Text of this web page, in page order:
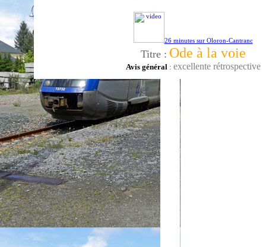
26 minutes sur Oloron-Cantranc
Titre : Ode à la voie
Avis général: excellente rétrospective